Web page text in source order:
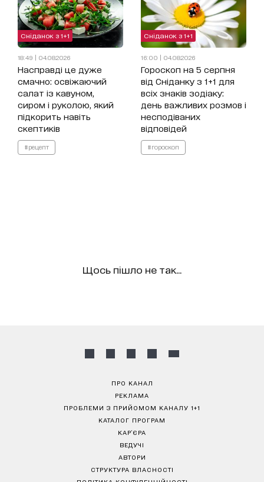
Сніданок з 1+1
18:49 | 04.08.2026
Насправді це дуже
смачно: освіжаючий
салат із кавуном,
сиром і руколою, який
підкорить навіть
скептиків
#рецепт
Сніданок з 1+1
16:00 | 04.08.2026
Гороскоп на 5 серпня
від Сніданку з 1+1 для
всіх знаків зодіаку:
день важливих розмов і
несподіваних
відповідей
#гороскоп
Щось пішло не так...
ПРО КАНАЛ
РЕКЛАМА
ПРОБЛЕМИ З ПРИЙОМОМ КАНАЛУ 1+1
КАТАЛОГ ПРОГРАМ
КАР’ЄРА
ВЕДУЧІ
АВТОРИ
СТРУКТУРА ВЛАСНОСТІ